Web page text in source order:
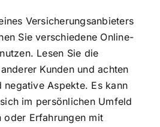
Versicherungsanbieters
Sie verschiedene Online-
Lesen Sie die
Kunden und achten
Aspekte. Es kann
im persönlichen Umfeld
oder Erfahrungen mit